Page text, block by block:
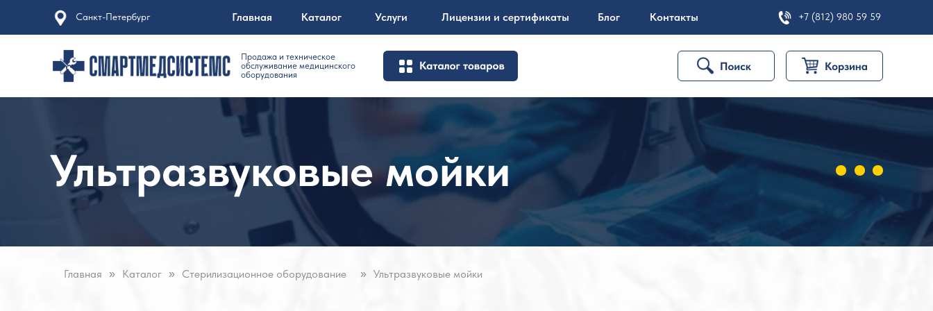
Продажа и техническое
обслуживание медицинского
оборудования
Санкт-Петербург +7 (812) 980 59 59
Главная Каталог Услуги Лицензии и сертификаты Блог Контакты
Ультразвуковые мойки
Главная » Каталог » Стерилизационное оборудование » Ультразвуковые мойки